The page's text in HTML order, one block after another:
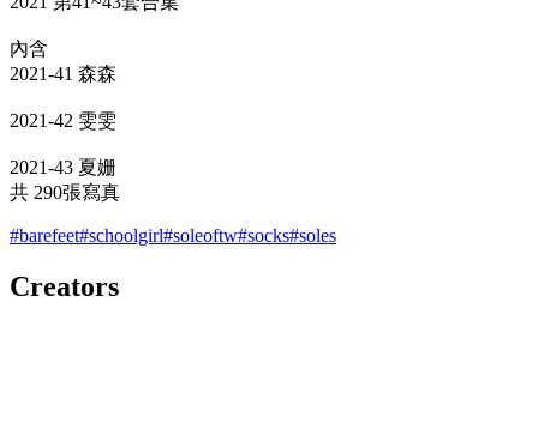
內含
2021-41 森森
2021-42 雯雯
2021-43 夏姗
共 290張寫真
#barefeet#schoolgirl#soleoftw#socks#soles
Creators